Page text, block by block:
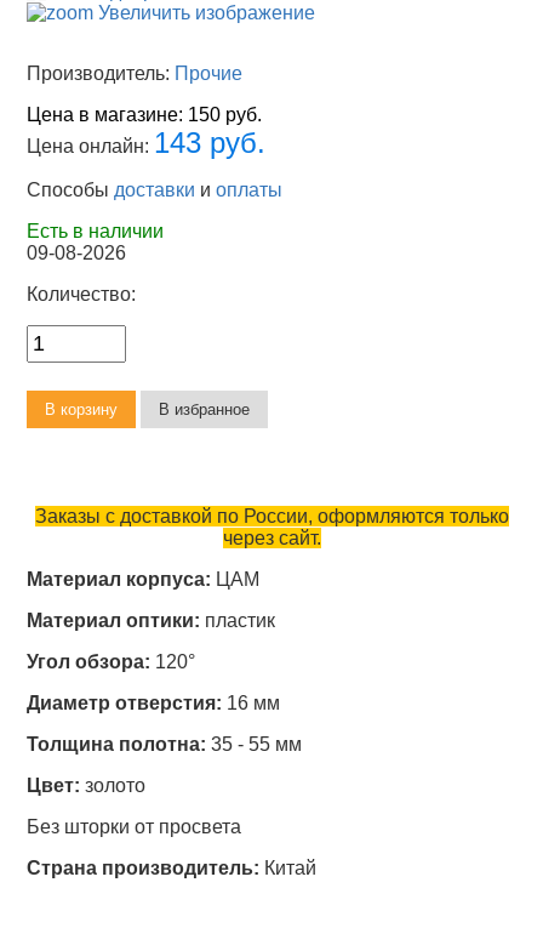
Увеличить изображение
Производитель: Прочие
Цена в магазине: 150 руб.
Цена онлайн: 143 руб.
Способы доставки иоплаты
Есть в наличии
09-08-2026
Количество:
Заказы с доставкой по России, оформляются только
через сайт.
Материал корпуса: ЦАМ
Материал оптики: пластик
Угол обзора: 120°
Диаметр отверстия: 16 мм
Толщина полотна: 35 - 55 мм
Цвет: золото
Без шторки от просвета
Страна производитель: Китай